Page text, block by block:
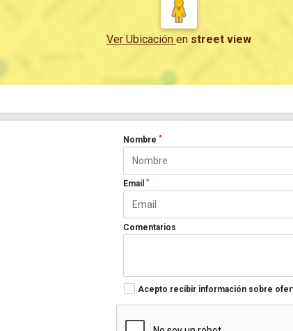
Ver Ubicación en street view
Nombre*
Email*
Comentarios
Acepto recibir información sobre